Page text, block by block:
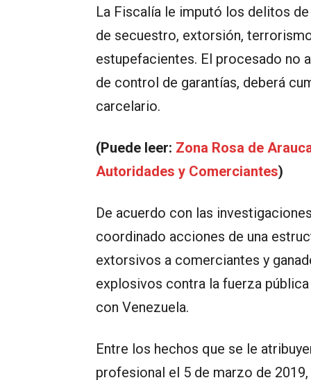
La Fiscalía le imputó los delitos
de secuestro, extorsión,
estupefacientes. El procesado no
de control de garantías, deberá
carcelario.
(Puede leer: Zona Rosa de
Autoridades y Comerciantes)
De acuerdo con las
coordinado acciones de una
extorsivos a comerciantes y
explosivos contra la fuerza
con Venezuela.
Entre los hechos que se le
profesional el 5 de marzo de